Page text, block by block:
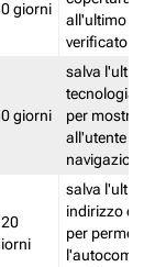
giorni
all'ultimo
verificato
giorni
salva l'ultima
tecnologia
per
all'utente
navigazione
salva l'ultimo
indirizzo di
per